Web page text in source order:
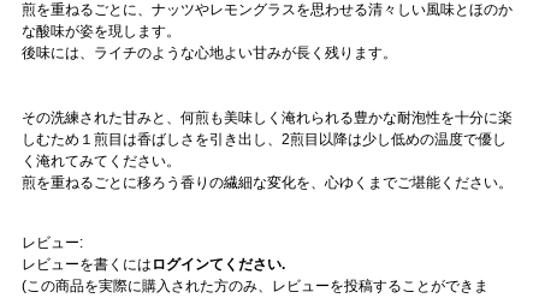
煎を重ねるごとに、ナッツやレモングラスを思わせる清々しい風味とほのか
な酸味が姿を現します。
後味には、ライチのような心地よい甘みが長く残ります。
その洗練された甘みと、何煎も美味しく淹れられる豊かな耐泡性を十分に楽
しむため１煎目は香ばしさを引き出し、2煎目以降は少し低めの温度で優し
く淹れてみてください。
煎を重ねるごとに移ろう香りの繊細な変化を、心ゆくまでご堪能ください。
レビュー:
レビューを書くには ログインてください.
(この商品を実際に購入された方のみ、レビューを投稿することができま